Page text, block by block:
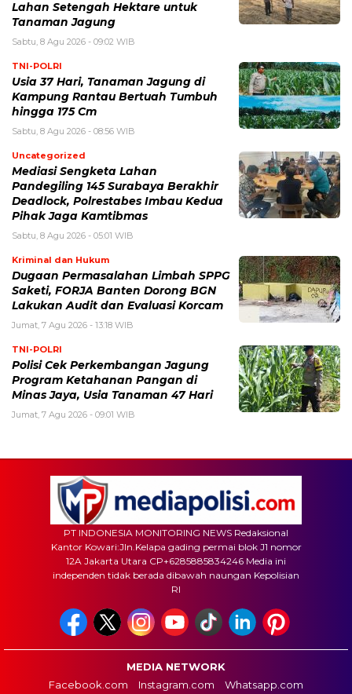
Lahan Setengah Hektare untuk
Tanaman Jagung
Sabtu, 8 Agu 2026 - 09:02 WIB
TNI-POLRI
Usia 37 Hari, Tanaman Jagung di
Kampung Rantau Bertuah Tumbuh
hingga 175 Cm
Sabtu, 8 Agu 2026 - 08:56 WIB
Uncategorized
Mediasi Sengketa Lahan
Pandegiling 145 Surabaya Berakhir
Deadlock, Polrestabes Imbau Kedua
Pihak Jaga Kamtibmas
Sabtu, 8 Agu 2026 - 05:01 WIB
Kriminal dan Hukum
Dugaan Permasalahan Limbah SPPG
Saketi, FORJA Banten Dorong BGN
Lakukan Audit dan Evaluasi Korcam
Jumat, 7 Agu 2026 - 13:18 WIB
TNI-POLRI
Polisi Cek Perkembangan Jagung
Program Ketahanan Pangan di
Minas Jaya, Usia Tanaman 47 Hari
Jumat, 7 Agu 2026 - 09:01 WIB
PT INDONESIA MONITORING NEWS Redaksional
Kantor Kowari:Jln.Kelapa gading permai blok J1 nomor
12A Jakarta Utara CP+6285885834246 Media ini
independen tidak berada dibawah naungan Kepolisian
RI
MEDIA NETWORK
Facebook.com
Instagram.com Whatsapp.com